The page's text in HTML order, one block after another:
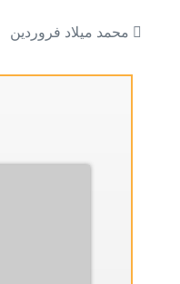
محمد میلاد فروردین